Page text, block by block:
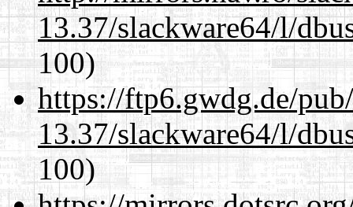
13.37/slackware64/l/
100)
https://ftp6.gwdg.de/
13.37/slackware64/l/
100)